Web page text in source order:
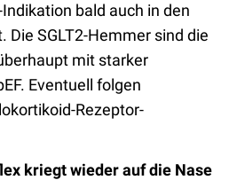
bald auch in den
Die SGLT2-Hemmer sind die
mit starker
Eventuell folgen
Rezeptor-
kriegt wieder auf die Nase